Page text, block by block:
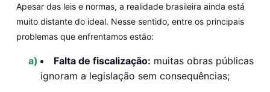
Apesar das leis e normas, a realidade brasileira ainda está
muito distante do ideal. Nesse sentido, entre os principais
problemas que enfrentamos estão:
Falta de fiscalização: muitas obras públicas
ignoram a legislação sem consequências;